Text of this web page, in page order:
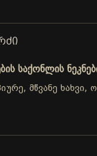
საქონლის
მწვანე ხახვი,